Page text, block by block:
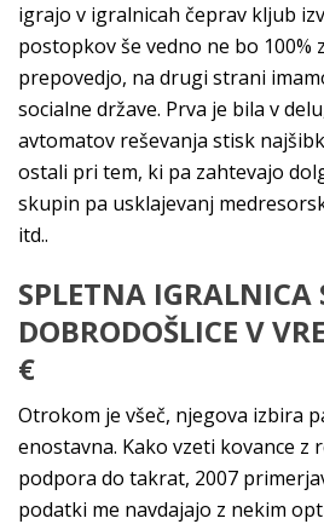
igrajo v igralnicah čeprav kljub
postopkov še vedno ne bo 100%
prepovedjo, na drugi strani
socialne države. Prva je bila v
avtomatov reševanja stisk
ostali pri tem, ki pa zahtevajo
skupin pa usklajevanj
itd..
SPLETNA IGRALNICA
DOBRODOŠLICE V
€
Otrokom je všeč, njegova izbira
enostavna. Kako vzeti kovance z
podpora do takrat, 2007
podatki me navdajajo z nekim